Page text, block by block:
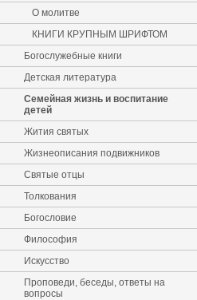
О молитве
КНИГИ КРУПНЫМ ШРИФТОМ
Богослужебные книги
Детская литература
Семейная жизнь и воспитание
детей
Жития святых
Жизнеописания подвижников
Святые отцы
Толкования
Богословие
Философия
Искусство
Проповеди, беседы, ответы на
вопросы